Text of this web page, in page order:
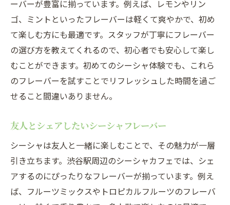
ーバーが豊富に揃っています。例えば、レモンやリン
ゴ、ミントといったフレーバーは軽くて爽やかで、初め
て楽しむ方にも最適です。スタッフが丁寧にフレーバー
の選び方を教えてくれるので、初心者でも安心して楽し
むことができます。初めてのシーシャ体験でも、これら
のフレーバーを試すことでリフレッシュした時間を過ご
せること間違いありません。
友人とシェアしたいシーシャフレーバー
シーシャは友人と一緒に楽しむことで、その魅力が一層
引き立ちます。渋谷駅周辺のシーシャカフェでは、シェ
アするのにぴったりなフレーバーが揃っています。例え
ば、フルーツミックスやトロピカルフルーツのフレーバ